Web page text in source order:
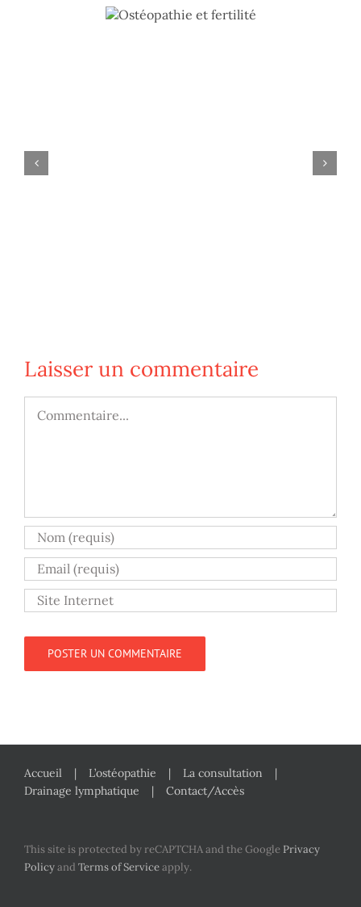
Laisser un commentaire
Accueil L’ostéopathie
La consultation
Drainage lymphatique
Contact/Accès
This site is protected by reCAPTCHA and the Google Privacy
Policyand Terms of Serviceapply.